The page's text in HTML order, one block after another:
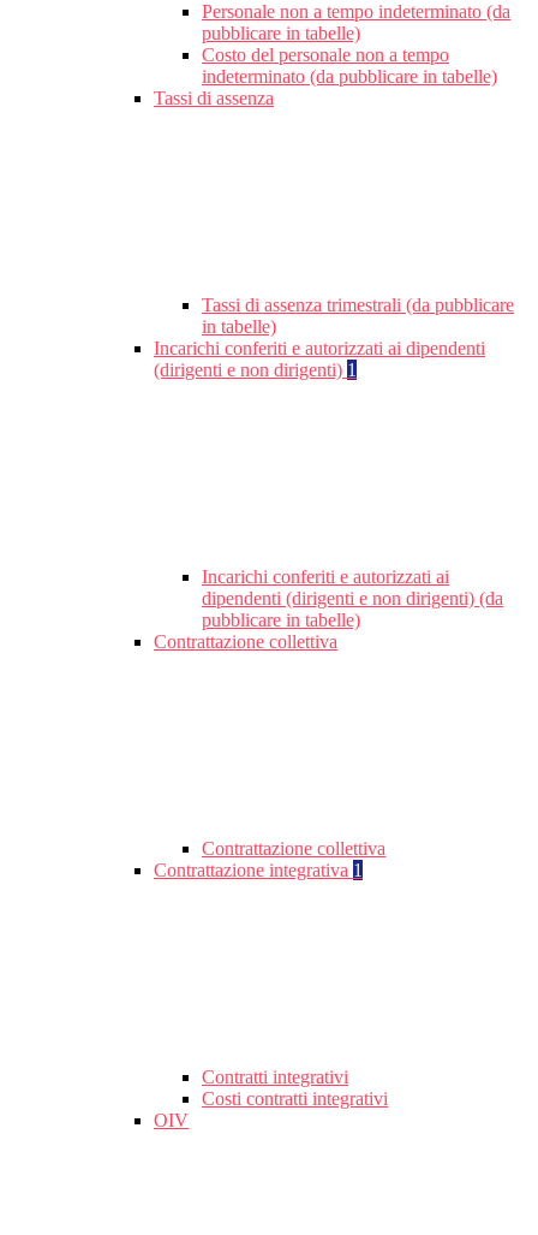
Personale non a tempo indeterminato (da
pubblicare in tabelle)
Costo del personale non a tempo
indeterminato (da pubblicare in tabelle)
Tassi di assenza
Tassi di assenza trimestrali (da pubblicare
in tabelle)
Incarichi conferiti e autorizzati ai dipendenti
(dirigenti e non dirigenti) 1
Incarichi conferiti e autorizzati ai
dipendenti (dirigenti e non dirigenti) (da
pubblicare in tabelle)
Contrattazione collettiva
Contrattazione collettiva
Contrattazione integrativa 1
Contratti integrativi
Costi contratti integrativi
OIV